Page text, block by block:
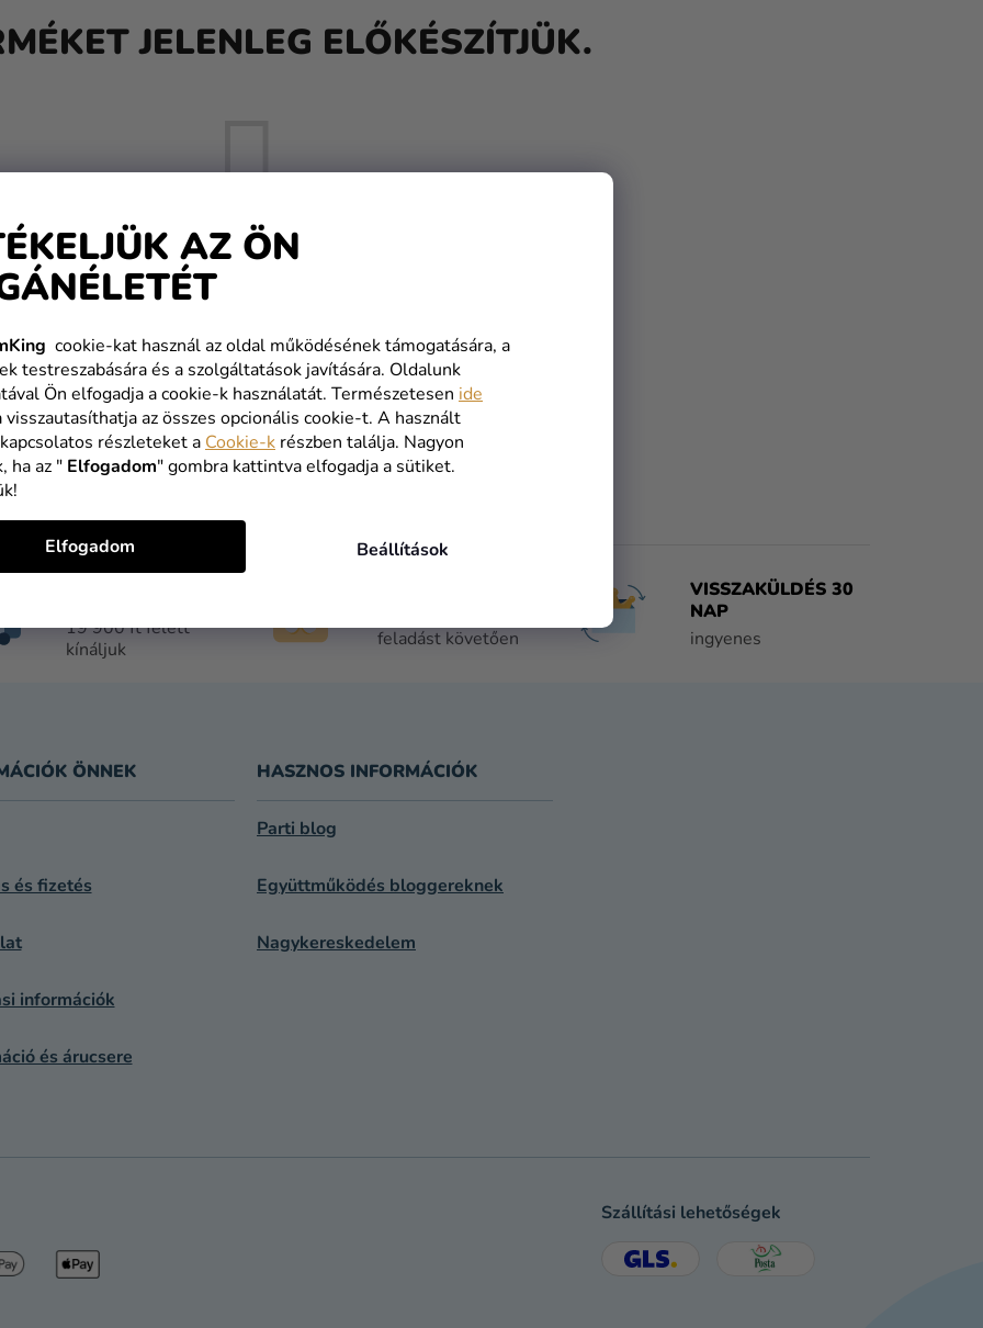
AZ ÖN
cookie-kat használ az oldal működésének támogatására, a
testreszabására és a szolgáltatások javítására. Oldalunk
Ön elfogadja a cookie-k használatát. Természetesen ide
az összes opcionális cookie-t. A használt
részleteket a Cookie-k részben találja. Nagyon
ha az " Elfogadom" gombra kattintva elfogadja a sütiket.
Beállítások
Elfogadom
JELENLEG ELŐKÉSZÍTJÜK.
De a többi kategóriát is megtekintheti.
VÁSÁRLÁS FOLYTATÁSA
INGYENES
19 900 ft felett
kínáljuk
feladást követően
VISSZAKÜLDÉS 30
NAP
ingyenes
ÖNNEK
és fizetés
információk
és árucsere
HASZNOS INFORMÁCIÓK
Parti blog
Együttműködés bloggereknek
Nagykereskedelem
Szállítási lehetőségek